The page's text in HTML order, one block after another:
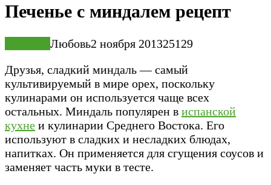
Печенье с миндалем рецепт
Любовь2 ноября 201325129
Друзья, сладкий миндаль — самый
культивируемый в мире орех, поскольку
кулинарами он используется чаще всех
остальных. Миндаль популярен в испанской
кухне и кулинарии Среднего Востока. Его
используют в сладких и несладких блюдах,
напитках. Он применяется для сгущения соусов и
заменяет часть муки в тесте.